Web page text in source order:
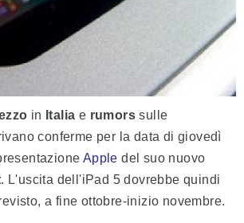
in Italia e rumors sulle
conferme per la data di giovedì
Apple del suo nuovo
. L'uscita dell'iPad 5 dovrebbe quindi
a fine ottobre-inizio novembre.